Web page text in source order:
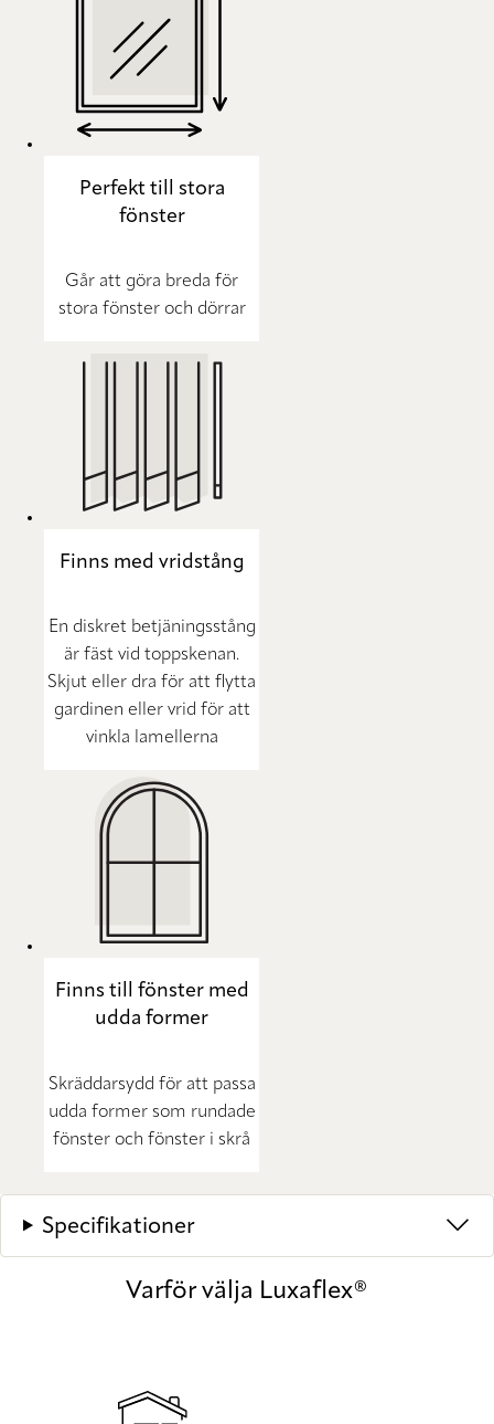
Perfekt till stora
fönster
Går att göra breda för
stora fönster och dörrar
Finns med vridstång
En diskret betjäningsstång
är fäst vid toppskenan.
Skjut eller dra för att flytta
gardinen eller vrid för att
vinkla lamellerna
Finns till fönster med
udda former
Skräddarsydd för att passa
udda former som rundade
fönster och fönster i skrå
Specifikationer
Varför välja Luxaflex®